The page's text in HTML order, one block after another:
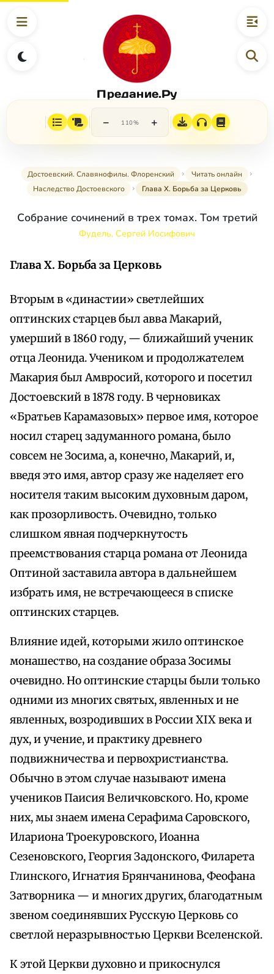
Предание.Ру
− 110% +
Достоевский. Славянофилы. Флоренский
Читать онлайн
Наследство Достоевского
Глава X. Борьба за Церковь
Собрание сочинений в трех томах. Том третий
Фудель, Сергей Иосифович
Глава X. Борьба за Церковь
Вторым в «династии» светлейших
оптинских старцев был авва Макарий,
умерший в 1860 году, — ближайший ученик
отца Леонида. Учеником и продолжателем
Макария был Амвросий, которого и посетил
Достоевский в 1878 году. В черновиках
«Братьев Карамазовых» первое имя, которое
носил старец задуманного романа, было
совсем не Зосима, а, конечно, Макарий, и,
введя это имя, автор сразу же наделяет его
носителя таким высоким духовным даром,
как прозорливость. Очевидно, только
слишком явная подчеркнутость
преемствования старца романа от Леонида
Оптиной заставила автора в дальнейшем
избрать имя, не встречающееся в списке
оптинских старцев.
Влияние идей, которыми жило оптинское
монашество, на создание образа Зосимы
очевидно. Но оптинские старцы были только
одними из многих святых, явленных и не
явленных, возродивших в России XIX века и
дух, и учение, и практику древнего
подвижничества и первохристианства.
Обычно в этом случае называют имена
учеников Паисия Величковского. Но, кроме
них, мы знаем имена Серафима Саровского,
Илариона Троекуровского, Иоанна
Сезеновского, Георгия Задонского, Филарета
Глинского, Игнатия Брянчанинова, Феофана
Затворника — и многих других, благодатным
звеном соединявших Русскую Церковь со
светлой неразрывностью Церкви Вселенской.
К этой Церкви духовно и прикоснулся